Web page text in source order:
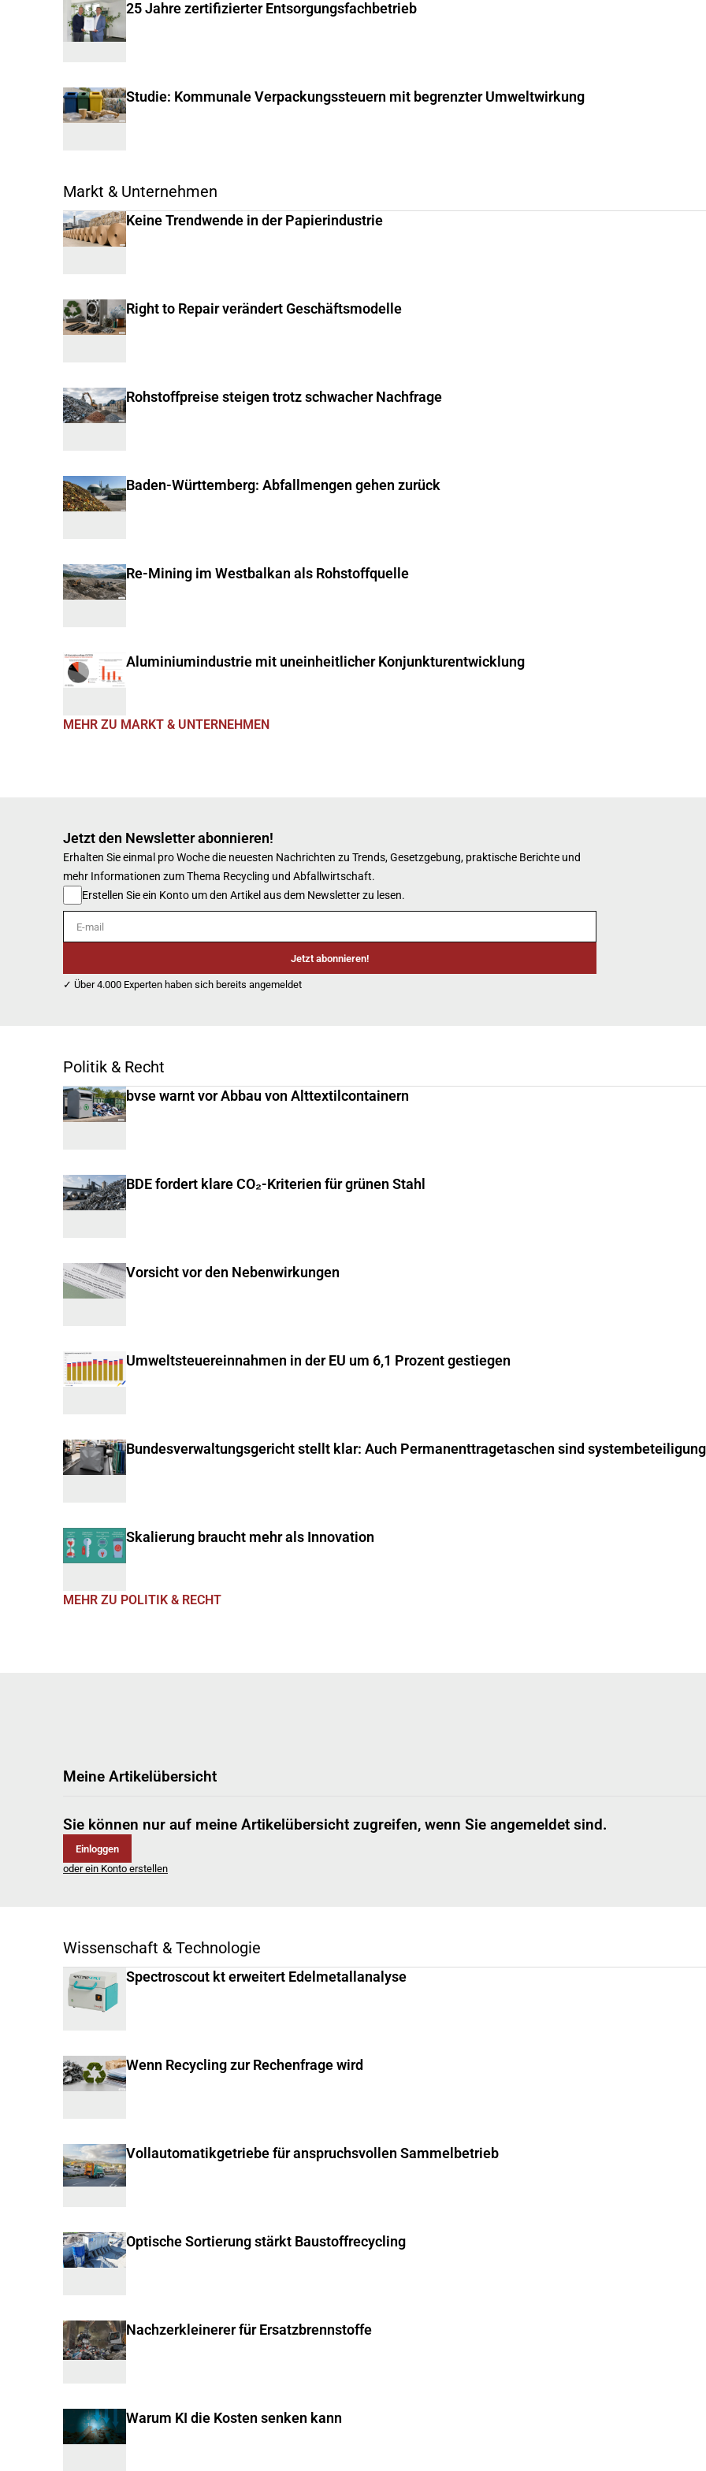
25 Jahre zertifizierter Entsorgungsfachbetrieb
Studie: Kommunale Verpackungssteuern mit begrenzter Umweltwirkung
Markt & Unternehmen
Keine Trendwende in der Papierindustrie
Right to Repair verändert Geschäftsmodelle
Rohstoffpreise steigen trotz schwacher Nachfrage
Baden-Württemberg: Abfallmengen gehen zurück
Re-Mining im Westbalkan als Rohstoffquelle
Aluminiumindustrie mit uneinheitlicher Konjunkturentwicklung
MEHR ZU MARKT & UNTERNEHMEN
Jetzt den Newsletter abonnieren!
Erhalten Sie einmal pro Woche die neuesten Nachrichten zu Trends, Gesetzgebung, praktische Berichte und
mehr Informationen zum Thema Recycling und Abfallwirtschaft.
Erstellen Sie ein Konto um den Artikel aus dem Newsletter zu lesen.
E-mail
Jetzt abonnieren!
✓ Über 4.000 Experten haben sich bereits angemeldet
Politik & Recht
bvse warnt vor Abbau von Alttextilcontainern
BDE fordert klare CO₂-Kriterien für grünen Stahl
Vorsicht vor den Nebenwirkungen
Umweltsteuereinnahmen in der EU um 6,1 Prozent gestiegen
Bundesverwaltungsgericht stellt klar: Auch Permanenttragetaschen sind
Skalierung braucht mehr als Innovation
MEHR ZU POLITIK & RECHT
Meine Artikelübersicht
Sie können nur auf meine Artikelübersicht zugreifen, wenn Sie angemeldet sind.
Einloggen
oder ein Konto erstellen
Wissenschaft & Technologie
Spectroscout kt erweitert Edelmetallanalyse
Wenn Recycling zur Rechenfrage wird
Vollautomatikgetriebe für anspruchsvollen Sammelbetrieb
Optische Sortierung stärkt Baustoffrecycling
Nachzerkleinerer für Ersatzbrennstoffe
Warum KI die Kosten senken kann